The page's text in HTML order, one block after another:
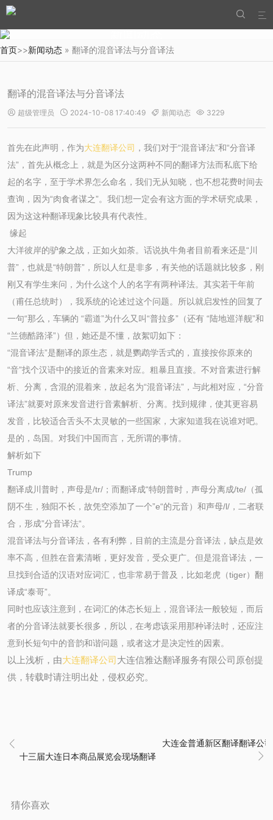


新闻动态
首页>>新闻动态 » 翻译的混音译法与分音译法
翻译的混音译法与分音译法
 超级管理员  2024-10-08 17:40:49  新闻动态  3229
首先在此声明，作为大连翻译公司 ，我们对于“混音译法”和“分音译
法”，首先从概念上，就是为区分这两种不同的翻译方法而私底下给
起的名字，至于学术界怎么命名，我们无从知晓，也不想花费时间去
查询，因为“肉食者谋之”。我们想一定会有这方面的学术研究成果，
因为这这种翻译现象比较具有代表性。
缘起
大洋彼岸的驴象之战，正如火如荼。话说执牛角者目前看来还是“川
普”，也就是“特朗普”，所以人红是非多，有关他的话题就比较多，刚
刚又有学生来问，为什么这个人的名字有两种译法。其实若干年前
（甫任总统时），我系统的论述过这个问题。所以就启发性的回复了
一句“那么，车辆的 “霸道”为什么又叫“普拉多”（还有 “陆地巡洋舰”和
“兰德酷路泽”）但，她还是不懂，故絮叨如下：
“混音译法”是翻译的原生态，就是鹦鹉学舌式的，直接按你原来的
“音”找个汉语中的接近的音素来对应。粗暴且直接。不对音素进行解
析、分离，含混的混着来，故起名为“混音译法”，与此相对应，“分音
译法”就要对原来发音进行音素解析、分离。找到规律，使其更容易
发音，比较适合舌头不太灵敏的一些国家，大家知道我在说谁对吧。
是的，岛国。对我们中国而言，无所谓的事情。
解析如下
Trump
翻译成川普时，声母是/tr/；而翻译成“特朗普时，声母分离成/te/（孤
阴不生，独阳不长，故凭空添加了一个”e“的元音）和声母/l/，二者联
合，形成”分音译法“。
混音译法与分音译法，各有利弊，目前的主流是分音译法，缺点是效
率不高，但胜在音素清晰，更好发音，受众更广。但是混音译法，一
旦找到合适的汉语对应词汇，也非常易于普及，比如老虎（tiger）翻
译成“泰哥”。
同时也应该注意到，在词汇的体态长短上，混音译法一般较短，而后
者的分音译法就要长很多，所以，在考虑该采用那种译法时，还应注
意到长短句中的音韵和谐问题，或者这才是决定性的因素。
以上浅析，由大连翻译公司大连信雅达翻译服务有限公司原创提
供，转载时请注明出处，侵权必究。

十三届大连日本商品展览会现场翻译
大连金普通新区翻译翻译公

猜你喜欢